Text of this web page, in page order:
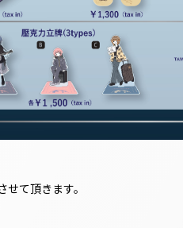
て頂きます。